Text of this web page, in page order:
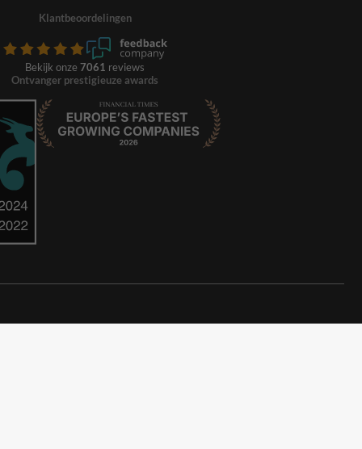
Klantbeoordelingen
Bekijk onze 7061 reviews
Ontvanger prestigieuze awards